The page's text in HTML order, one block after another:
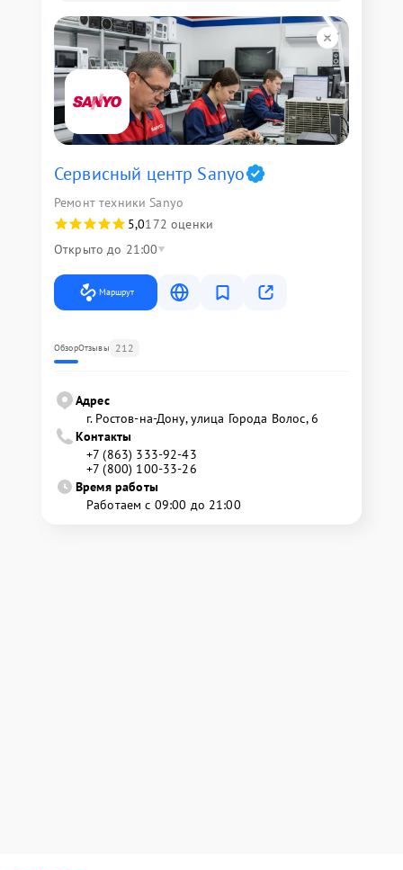
Сервисный центр Sanyo
Ремонт техники Sanyo
5,0172 оценки
Открыто до 21:00
Маршрут
ОбзорОтзывы 212
Адрес
г. Ростов-на-Дону, улица Города Волос, 6
Контакты
+7 (863) 333-92-43
+7 (800) 100-33-26
Время работы
Работаем с 09:00 до 21:00